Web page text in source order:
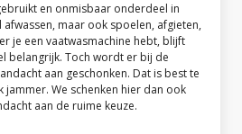
en onmisbaar onderdeel in
afwassen, maar ook spoelen, afgieten,
je een vaatwasmachine hebt, blijft
belangrijk. Toch wordt er bij de
aan geschonken. Dat is best te
We schenken hier dan ook
aan de ruime keuze.